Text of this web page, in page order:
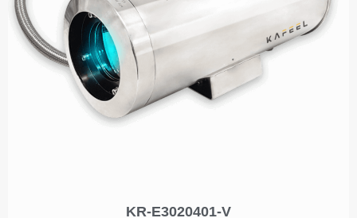
KR-E3020401-V